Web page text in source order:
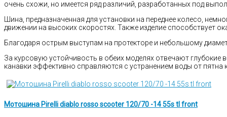
очень схожи, но имеется ряд различий, разработанных под
Шина, предназначенная для установки на переднее колесо,
движении на высоких скоростях. Также изделие способствует
Благодаря острым выступам на протекторе и небольшому
За курсовую устойчивость в обеих моделях отвечают
канавки эффективно справляются с устранением воды от пятна
Мотошина Pirelli diablo rosso scooter 120/70 -14 55s tl front